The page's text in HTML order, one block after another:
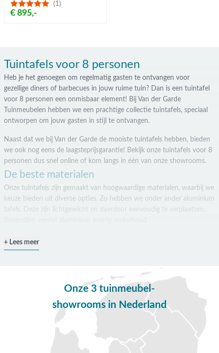
(1)
€ 895,-
Tuintafels voor 8 personen
Heb je het genoegen om regelmatig gasten te ontvangen voor
gezellige diners of barbecues in jouw ruime tuin? Dan is een tuintafel
voor 8 personen een onmisbaar element! Bij Van der Garde
Tuinmeubelen hebben we een prachtige collectie tuintafels, speciaal
ontworpen om jouw gasten in stijl te ontvangen.
Naast dat we bij Van der Garde de mooiste tuintafels hebben, bieden
we ook nog eens de laagsteprijsgarantie! Bekijk onze tuintafels voor 8
personen dus snel online of kom langs in één van onze showrooms.
De beste materialen
Onze tuintafels zijn gemaakt van hoogwaardige materialen, waarbij we
keuze bieden uit diverse opties. Zo hebben we onder ander aluminium
tafels. Deze zijn lichtgewicht en daardoor eenvoudig te verplaatsen.
Voor degenen die de voorkeur aan natuurlijke materialen en
duurzaamheid, bieden we achtpersoons tafels van teak hout. Teak
Naast aluminium en teak hout, hebben we stalen tuintafels. Deze zijn
gemakkelijk schoon te maken en geven jouw tuin een strakke en
moderne uitstraling.
Houd bij de aanschaf van een tuintafel rekening met de beschikbare
Lees meer
Onze 3 tuinmeubel-
showrooms in Nederland